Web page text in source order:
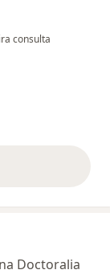
consulta
Doctoralia